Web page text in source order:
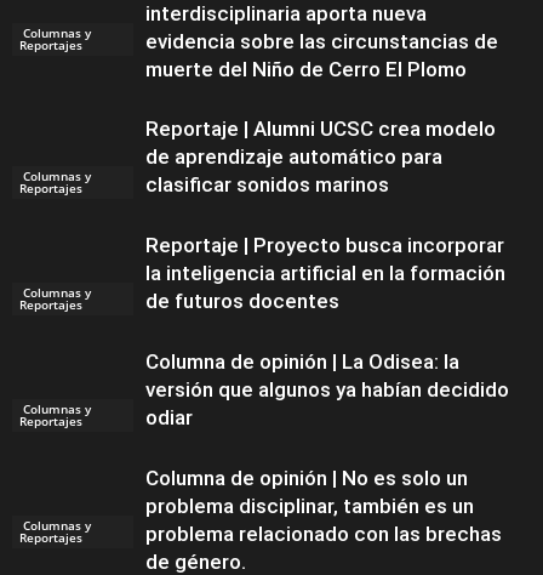
Columnas y
Reportajes
interdisciplinaria aporta nueva
evidencia sobre las circunstancias de
muerte del Niño de Cerro El Plomo
Columnas y
Reportajes
Reportaje | Alumni UCSC crea modelo
de aprendizaje automático para
clasificar sonidos marinos
Columnas y
Reportajes
Reportaje | Proyecto busca incorporar
la inteligencia artificial en la formación
de futuros docentes
Columnas y
Reportajes
Columna de opinión | La Odisea: la
versión que algunos ya habían decidido
odiar
Columnas y
Reportajes
Columna de opinión | No es solo un
problema disciplinar, también es un
problema relacionado con las brechas
de género.